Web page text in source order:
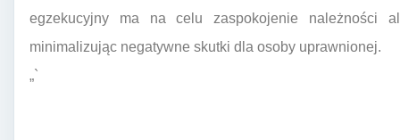
egzekucyjny ma na celu zaspokojenie należności
minimalizując negatywne skutki dla osoby uprawnionej.
„`